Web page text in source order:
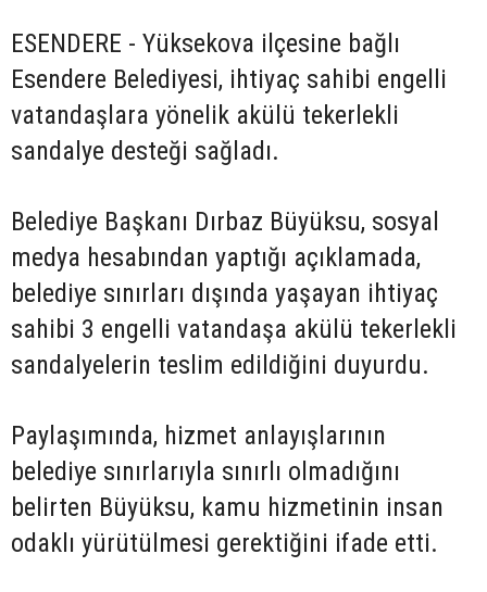
ESENDERE - Yüksekova ilçesine bağlı
Esendere Belediyesi, ihtiyaç sahibi engelli
vatandaşlara yönelik akülü tekerlekli
sandalye desteği sağladı.
Belediye Başkanı Dırbaz Büyüksu, sosyal
medya hesabından yaptığı açıklamada,
belediye sınırları dışında yaşayan ihtiyaç
sahibi 3 engelli vatandaşa akülü tekerlekli
sandalyelerin teslim edildiğini duyurdu.
Paylaşımında, hizmet anlayışlarının
belediye sınırlarıyla sınırlı olmadığını
belirten Büyüksu, kamu hizmetinin insan
odaklı yürütülmesi gerektiğini ifade etti.